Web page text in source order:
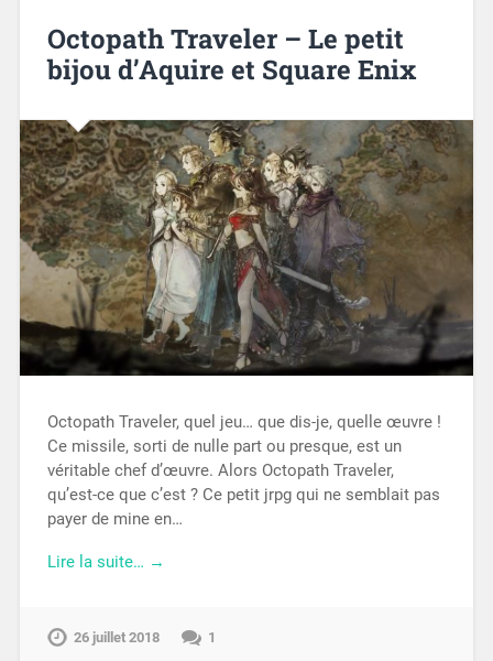
Octopath Traveler – Le petit
bijou d’Aquire et Square Enix
Octopath Traveler, quel jeu… que dis-je, quelle œuvre !
Ce missile, sorti de nulle part ou presque, est un
véritable chef d’œuvre. Alors Octopath Traveler,
qu’est-ce que c’est ? Ce petit jrpg qui ne semblait pas
payer de mine en…
Lire la suite… →
26 juillet 2018 1